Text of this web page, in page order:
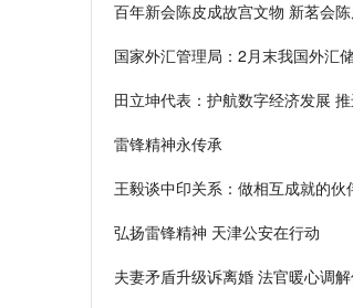
百年新会陈皮成故宫文物 新茗会
国家外汇管理局：2月末我国外汇
田立坤代表：护航数字经济发展
雷锋精神永传承
王毅谈中印关系：做相互成就的
弘扬雷锋精神 天津公安在行动
夫妻矛盾升级诉离婚 法官暖心调